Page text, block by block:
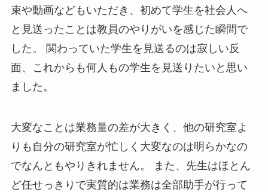
束や動画などもいただき、初めて学生を社会人へ
と見送ったことは教員のやりがいを感じた瞬間で
した。 関わっていた学生を見送るのは寂しい反
面、これからも何人もの学生を見送りたいと思い
ました。
大変なことは業務量の差が大きく、他の研究室よ
りも自分の研究室が忙しく大変なのは明らかなの
でなんともやりきれません。 また、先生はほとん
ど任せっきりで実質的は業務は全部助手が行って